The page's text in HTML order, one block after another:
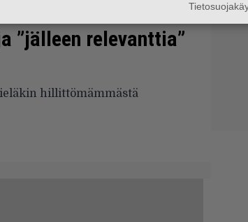
– Parasta
”jälleen relevanttia”
hillittömämmästä